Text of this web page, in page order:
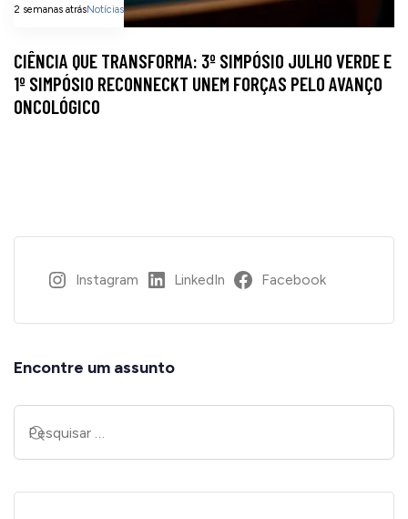
2 semanas atrásNotícias
CIÊNCIA QUE TRANSFORMA: 3º SIMPÓSIO JULHO VERDE E
1º SIMPÓSIO RECONNECKT UNEM FORÇAS PELO AVANÇO
ONCOLÓGICO
Instagram LinkedIn Facebook
Encontre um assunto